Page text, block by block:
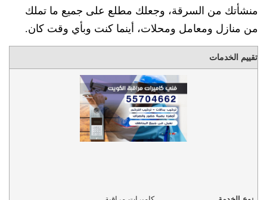
منشأتك من السرقة، وجعلك مطلع على جميع ما تملك
من منازل ومعامل ومحلات، أينما كنت وبأي وقت كان.
تقييم الخدمات